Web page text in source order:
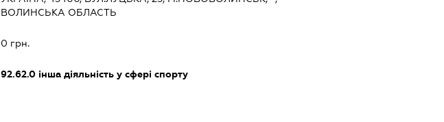
ВОЛИНСЬКА ОБЛАСТЬ
0 грн.
92.62.0інша діяльність у сфері спорту